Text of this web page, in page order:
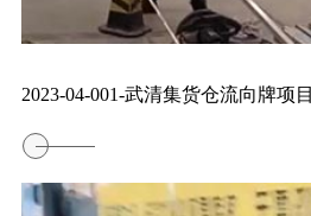
2023-04-001-武清集货仓流向牌项